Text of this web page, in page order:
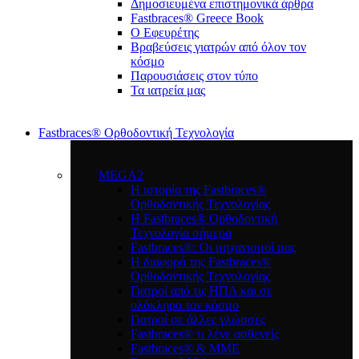
Δημοσιευμένα επιστημονικά άρθρα
Fastbraces® Greece Book
Ο Εφευρέτης
Bραβεύσεις γιατρών από όλον τον
κόσμο
Παρουσιάσεις στον τύπο
Τα ιατρεία μας
Fastbraces® Ορθοδοντική Τεχνολογία
MEGA2
Η ιστορία της Fastbraces®
Ορθοδοντικής Τεχνολογίας
H Fastbraces® Ορθοδοντική
Τεχνολογία σήμερα
Fastbraces®: Οι μηχανισμοί μας
Η διαφορά της Fastbraces®
Ορθοδοντικής Τεχνολογίας
Γιατροί από τις ΗΠΑ και σε
ολόκληρο τον κόσμο
Γιατροί σε άλλες γλώσσες
Fastbraces® τι λένε ασθενείς
Fastbraces® & ΜΜΕ